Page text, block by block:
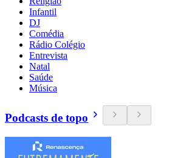
Infantil
DJ
Comédia
Rádio Colégio
Entrevista
Natal
Saúde
Música
Podcasts de topo